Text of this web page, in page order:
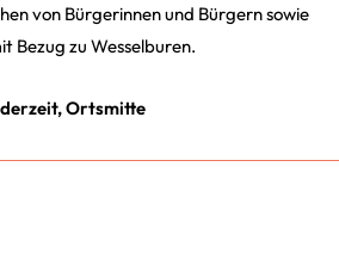
von Bürgerinnen und Bürgern sowie
Bezug zu Wesselburen.
Ortsmitte